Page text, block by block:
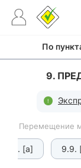
По
9.
Перемещение
9.9. [а] 9.9.